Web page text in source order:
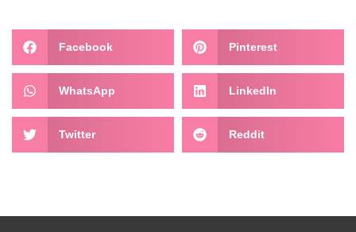
Facebook Pinterest
WhatsApp LinkedIn
Twitter Reddit